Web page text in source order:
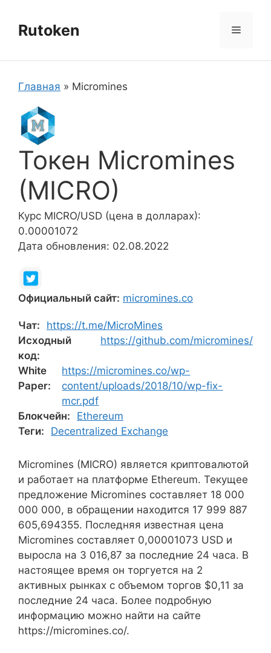
содержимому
Rutoken Меню
Главная » Micromines
Токен Micromines
(MICRO)
Курс MICRO/USD (цена в долларах):
0.00001072
Дата обновления: 02.08.2022
Официальный сайт: micromines.co
Чат:
https://t.me/MicroMines
Исходный
код:
https://github.com/micromines/
White
Paper:
https://micromines.co/wp-
content/uploads/2018/10/wp-fix-
mcr.pdf
Блокчейн:
Ethereum
Теги:
Decentralized Exchange
Micromines (MICRO) является криптовалютой
и работает на платформе Ethereum. Текущее
предложение Micromines составляет 18 000
000 000, в обращении находится 17 999 887
605,694355. Последняя известная цена
Micromines составляет 0,00001073 USD и
выросла на 3 016,87 за последние 24 часа. В
настоящее время он торгуется на 2
активных рынках с объемом торгов $0,11 за
последние 24 часа. Более подробную
информацию можно найти на сайте
https://micromines.co/.